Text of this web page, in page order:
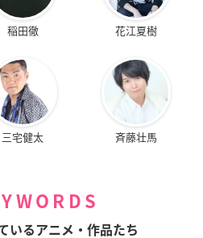
稲田徹 花江夏樹
三宅健太 斉藤壮馬
いるアニメ・作品たち